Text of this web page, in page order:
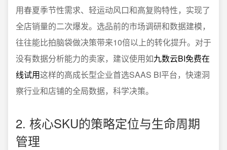
用春夏季节性需求、轻运动风口和高复购特性，实现了
全店销量的二次爆发。选品前的市场调研和数据建模，
往往能比拍脑袋做决策带来10倍以上的转化提升。对于
没有数据分析能力的卖家，建议使用如九数云BI免费在
线试用这样的高成长型企业首选SAAS BI平台，快速洞
察行业和店铺的全局数据，科学决策。
2. 核心SKU的策略定位与生命周期
管理